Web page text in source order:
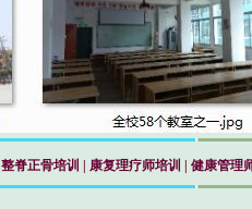
整脊正骨培训 康复理疗师培训 健康管理